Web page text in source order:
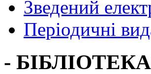
Зведений
Періодичні
-